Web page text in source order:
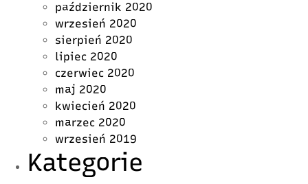
październik 2020
wrzesień 2020
sierpień 2020
lipiec 2020
czerwiec 2020
maj 2020
kwiecień 2020
marzec 2020
wrzesień 2019
Kategorie